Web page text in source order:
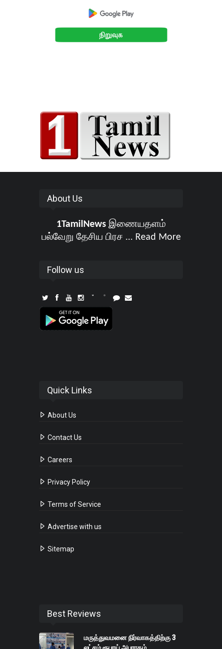
About Us
1TamilNewsஇணையதளம்
பல்வேறு தேசிய பிரச ... Read More
Follow us
Quick Links
About Us
Contact Us
Careers
Privacy Policy
Terms of Service
Advertise with us
Sitemap
Best Reviews
மருத்துவமனை நிர்வாகத்திற்கு 3